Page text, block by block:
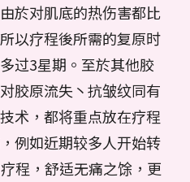
於对肌底的热伤害都比
以疗程後所需的复原时
过3星期。至於其他胶
胶原流失丶抗皱纹同有
术，都将重点放在疗程
例如近期较多人开始转
程，舒适无痛之馀，更